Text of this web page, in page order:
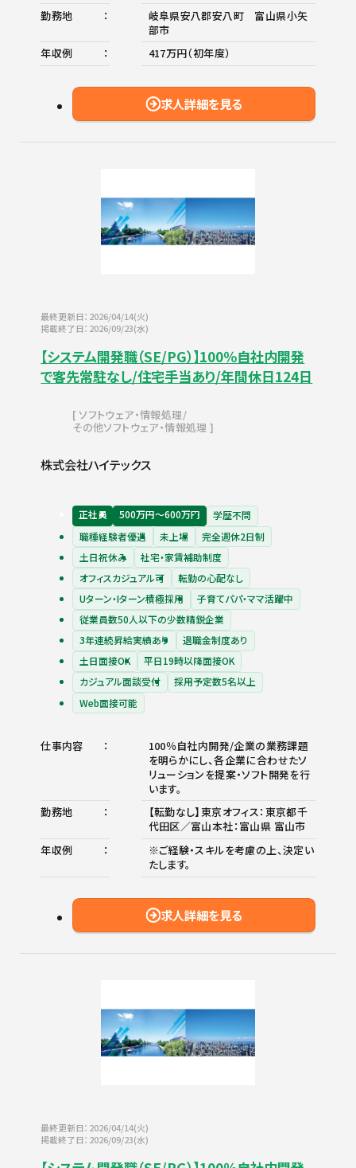
勤務地
岐阜県安八郡安八町 富山県小矢
部市
年収例
417万円（初年度）
求人詳細を見る
最終更新日：2026/04/14(火)
掲載終了日：2026/09/23(水)
【システム開発職（SE/PG）】100％自社内開発
で客先常駐なし/住宅手当あり/年間休日124日
ソフトウェア・情報処理
その他ソフトウェア・情報処理
株式会社ハイテックス
正社員 500万円〜600万円
学歴不問
職種経験者優遇
未上場
完全週休2日制
土日祝休み
社宅・家賃補助制度
オフィスカジュアル可
転勤の心配なし
Uターン・Iターン積極採用
子育てパパ・ママ活躍中
従業員数50人以下の少数精鋭企業
3年連続昇給実績あり
退職金制度あり
土日面接OK
平日19時以降面接OK
カジュアル面談受付
採用予定数5名以上
Web面接可能
仕事内容
100％自社内開発/企業の業務課題
を明らかにし、各企業に合わせたソ
リューションを提案・ソフト開発を行
います。
勤務地
【転勤なし】東京オフィス：東京都千
代田区／富山本社：富山県 富山市
年収例
※ご経験・スキルを考慮の上、決定い
たします。
求人詳細を見る
最終更新日：2026/04/14(火)
掲載終了日：2026/09/23(水)